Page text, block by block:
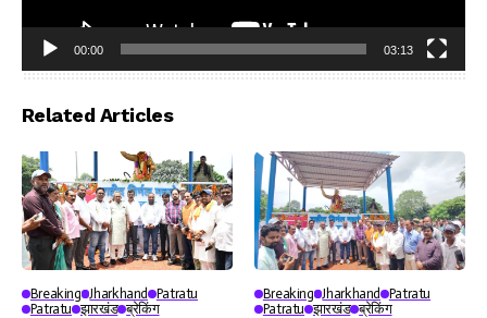
Player
00:00 03:13
Related Articles
Breaking Jharkhand
Patratu
Patratu झारखंड ब्रेकिंग
Breaking Jharkhand
Patratu
Patratu झारखंड ब्रेकिंग